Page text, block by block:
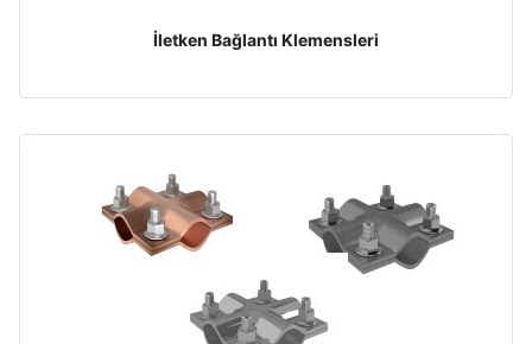
İletken Bağlantı Klemensleri